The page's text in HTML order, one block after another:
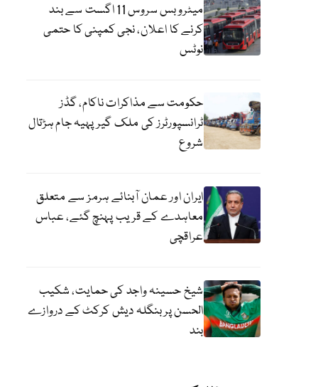
میٹرو بس سروس 11 اگست سے بند
کرنے کا اعلان، نجی کمپنی کا حتمی
نوٹس
حکومت سے مذاکرات ناکام، گڈز
ٹرانسپورٹرز کی ملک گیر پہیہ جام ہڑتال
شروع
ایران اور عمان آبنائے ہرمز سے متعلق
معاہدے کے قریب پہنچ گئے، عباس
عراقچی
شیخ حسینہ واجد کی حمایت، شکیب
الحسن پر بنگلہ دیش کرکٹ کے دروازے
بند